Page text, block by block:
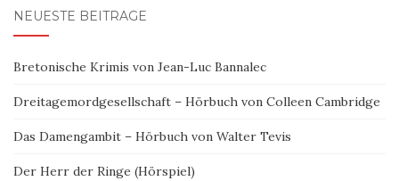
NEUESTE BEITRÄGE
Bretonische Krimis von Jean-Luc Bannalec
Dreitagemordgesellschaft – Hörbuch von Colleen Cambridge
Das Damengambit – Hörbuch von Walter Tevis
Der Herr der Ringe (Hörspiel)